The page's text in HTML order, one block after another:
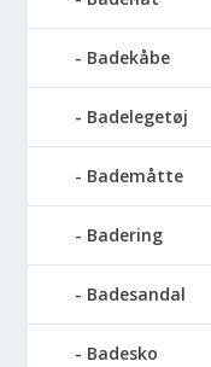
Badekåbe
Badelegetøj
Bademåtte
Badering
Badesandal
Badesko